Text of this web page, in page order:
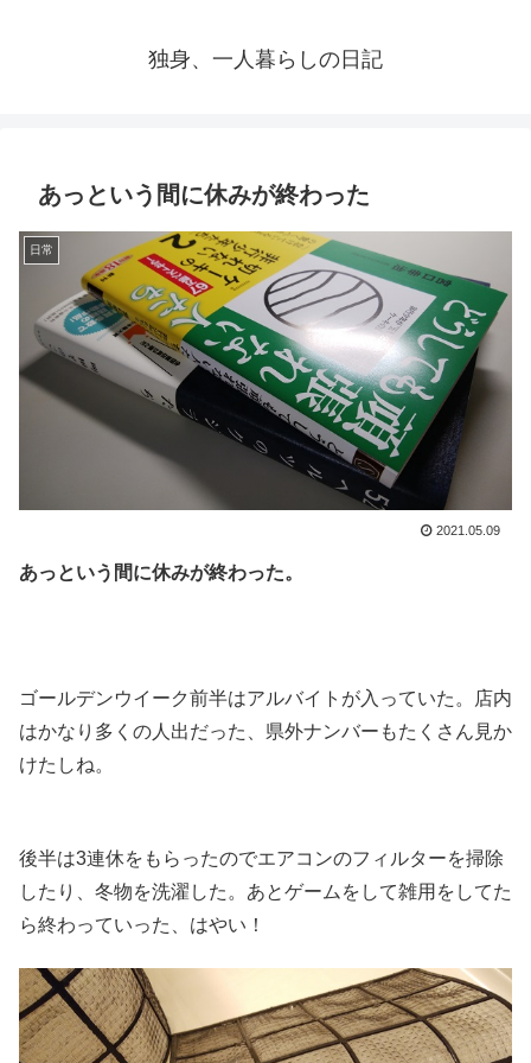
独身、一人暮らしの日記
あっという間に休みが終わった
日常
2021.05.09
あっという間に休みが終わった。
ゴールデンウイーク前半はアルバイトが入っていた。店内
はかなり多くの人出だった、県外ナンバーもたくさん見か
けたしね。
後半は3連休をもらったのでエアコンのフィルターを掃除
したり、冬物を洗濯した。あとゲームをして雑用をしてた
ら終わっていった、はやい！